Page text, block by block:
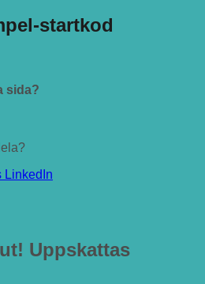
startkod
sida?
LinkedIn
Uppskattas